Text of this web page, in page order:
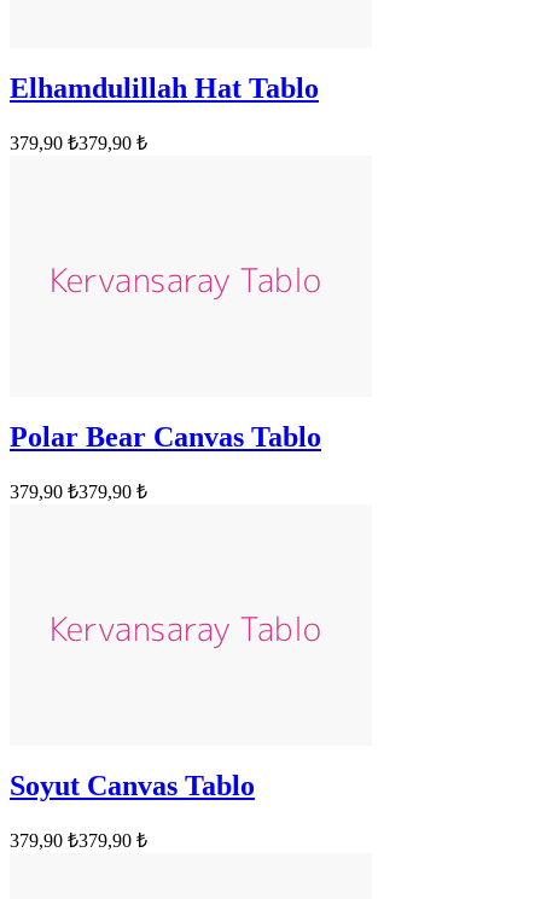
Elhamdulillah Hat Tablo
379,90 ₺379,90 ₺
Polar Bear Canvas Tablo
379,90 ₺379,90 ₺
Soyut Canvas Tablo
379,90 ₺379,90 ₺